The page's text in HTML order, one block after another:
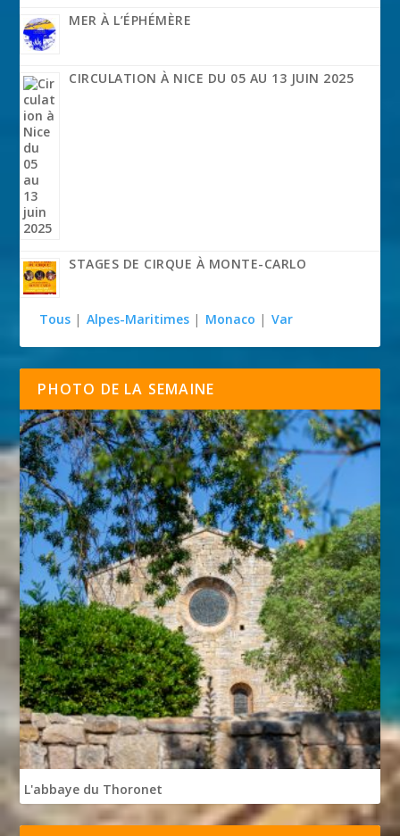
MER À L’ÉPHÉMÈRE
CIRCULATION À NICE DU 05 AU 13 JUIN 2025
STAGES DE CIRQUE À MONTE-CARLO
Tous | Alpes-Maritimes | Monaco | Var
PHOTO DE LA SEMAINE
L'abbaye du Thoronet